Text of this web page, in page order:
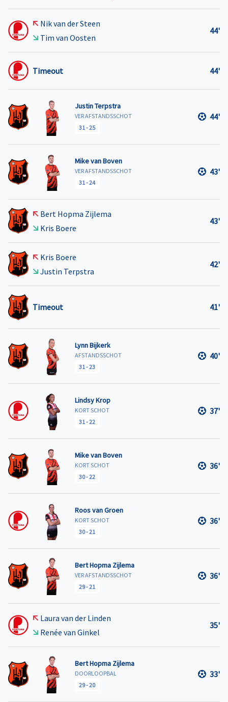
Nik van der Steen
Tim van Oosten
44'
Timeout 44'
Justin Terpstra
VER AFSTANDSSCHOT
31-25
44'
Mike van Boven
VER AFSTANDSSCHOT
31-24
43'
Bert Hopma Zijlema
Kris Boere
43'
Kris Boere
Justin Terpstra
42'
Timeout 41'
Lynn Bijkerk
AFSTANDSSCHOT
31-23
40'
Lindsy Krop
KORT SCHOT
31-22
37'
Mike van Boven
KORT SCHOT
30-22
36'
Roos van Groen
KORT SCHOT
30-21
36'
Bert Hopma Zijlema
VER AFSTANDSSCHOT
29-21
36'
Laura van der Linden
Renée van Ginkel
35'
Bert Hopma Zijlema
DOORLOOPBAL
29-20
33'